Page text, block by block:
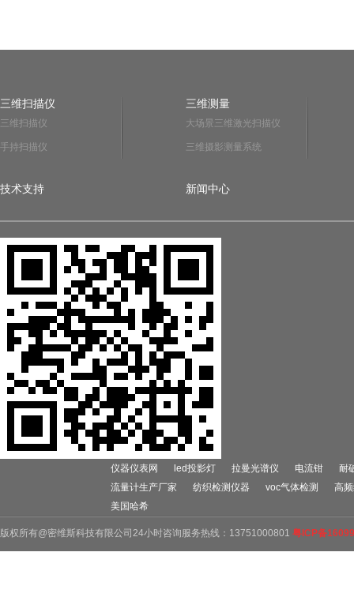
三维扫描仪
三维扫描仪
手持扫描仪
三维测量
大场景三维激光扫描仪
三维摄影测量系统
技术支持 新闻中心
仪器仪表网 led投影灯 拉曼光谱仪 电流钳
耐
流量计生产厂家
纺织检测仪器 voc气体检测
高
美国哈希
版权所有@密维斯科技有限公司24小时咨询服务热线：13751000801 粤ICP备